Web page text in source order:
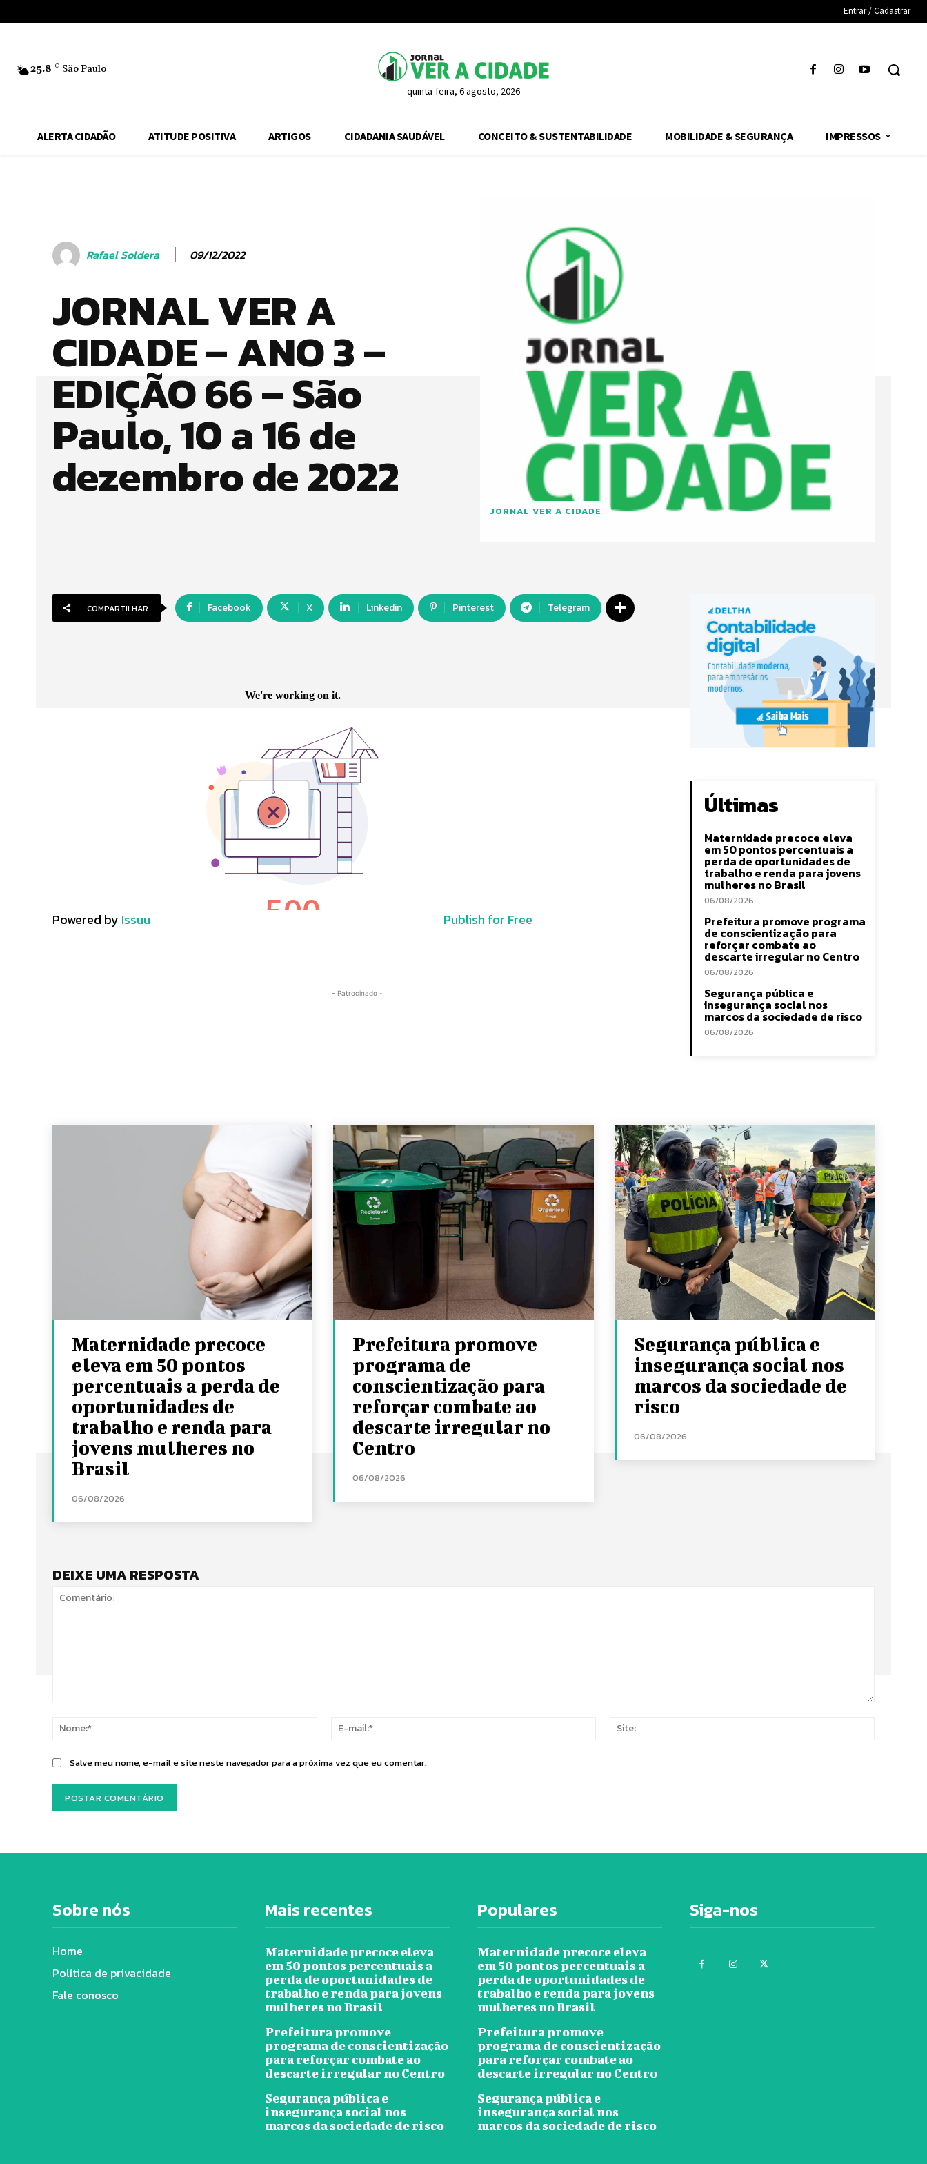
Entrar / Cadastrar
25.8 C São Paulo
quinta-feira, 6 agosto, 2026
ALERTA CIDADÃO ATITUDE POSITIVA ARTIGOS CIDADANIA SAUDÁVEL CONCEITO & SUSTENTABILIDADE MOBILIDADE & SEGURANÇA IMPRESSOS
Rafael Soldera 09/12/2022
JORNAL VER A
CIDADE – ANO 3 –
EDIÇÃO 66 – São
Paulo, 10 a 16 de
dezembro de 2022
JORNAL VER A CIDADE
COMPARTILHAR Facebook X Linkedin Pinterest Telegram
Powered by Issuu Publish for Free
- Patrocinado -
Últimas
Maternidade precoce eleva
em 50 pontos percentuais a
perda de oportunidades de
trabalho e renda para jovens
mulheres no Brasil
06/08/2026
Prefeitura promove programa
de conscientização para
reforçar combate ao
descarte irregular no Centro
06/08/2026
Segurança pública e
insegurança social nos
marcos da sociedade de risco
06/08/2026
Maternidade precoce
eleva em 50 pontos
percentuais a perda de
oportunidades de
trabalho e renda para
jovens mulheres no
Brasil
06/08/2026
Prefeitura promove
programa de
conscientização para
reforçar combate ao
descarte irregular no
Centro
06/08/2026
Segurança pública e
insegurança social nos
marcos da sociedade de
risco
06/08/2026
DEIXE UMA RESPOSTA
Nome:*
Salve meu nome, e-mail e site neste navegador para a próxima vez que eu comentar.
Sobre nós
Home
Política de privacidade
Fale conosco
Mais recentes
Maternidade precoce eleva
em 50 pontos percentuais a
perda de oportunidades de
trabalho e renda para jovens
mulheres no Brasil
Prefeitura promove
programa de conscientização
para reforçar combate ao
descarte irregular no Centro
Segurança pública e
insegurança social nos
marcos da sociedade de risco
Populares
Maternidade precoce eleva
em 50 pontos percentuais a
perda de oportunidades de
trabalho e renda para jovens
mulheres no Brasil
Prefeitura promove
programa de conscientização
para reforçar combate ao
descarte irregular no Centro
Segurança pública e
insegurança social nos
marcos da sociedade de risco
Siga-nos